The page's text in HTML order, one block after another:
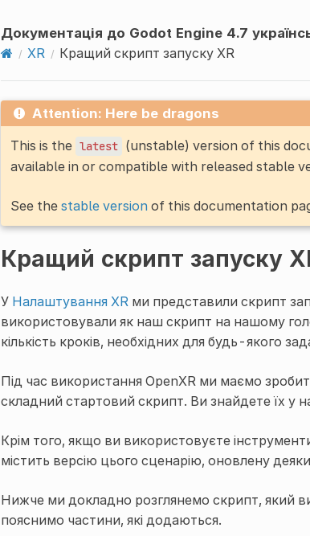
Документація до Godot Engine 4.7
XR
Кращий скрипт запуску XR
Attention: Here be dragons
This is the latest (unstable) version of this
available in or compatible with released stable
See the stable versionof this documentation
Кращий скрипт запуску
У Налаштування XR ми представили скрипт
використовували як наш скрипт на нашому
кількість кроків, необхідних для будь-якого
Під час використання OpenXR ми маємо
складний стартовий скрипт. Ви знайдете їх у
Крім того, якщо ви використовуєте
містить версію цього сценарію, оновлену
Нижче ми докладно розглянемо скрипт, який
пояснимо частини, які додаються.